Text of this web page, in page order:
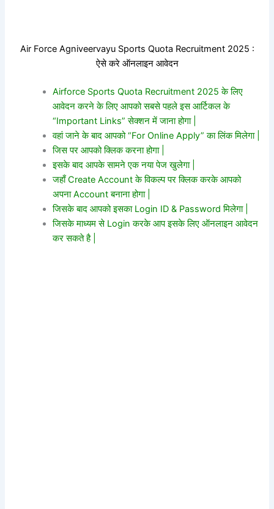
Air Force Agniveervayu Sports Quota Recruitment 2025 :
ऐसे करे ऑनलाइन आवेदन
Airforce Sports Quota Recruitment 2025 के लिए
आवेदन करने के लिए आपको सबसे पहले इस आर्टिकल के
“Important Links” सेक्शन में जाना होगा |
वहां जाने के बाद आपको “For Online Apply” का लिंक मिलेगा |
जिस पर आपको क्लिक करना होगा |
इसके बाद आपके सामने एक नया पेज खुलेगा |
जहाँ Create Account के विकल्प पर क्लिक करके आपको
अपना Account बनाना होगा |
जिसके बाद आपको इसका Login ID & Password मिलेगा |
जिसके माध्यम से Login करके आप इसके लिए ऑनलाइन आवेदन
कर सकते है |